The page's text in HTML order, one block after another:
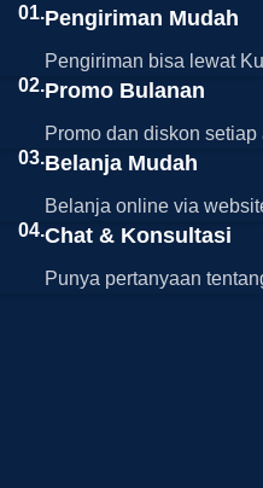
01.Pengiriman Mudah
Pengiriman bisa lewat
02.Promo Bulanan
Promo dan diskon setiap
03.Belanja Mudah
Belanja online via
04.Chat & Konsultasi
Punya pertanyaan